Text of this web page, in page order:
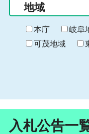
の
始
ま
り
地域
本庁 岐阜
可茂地域
入札公告一